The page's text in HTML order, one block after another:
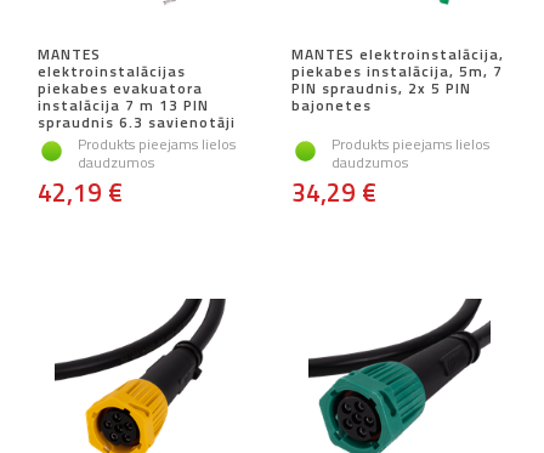
MANTES
elektroinstalācijas
piekabes evakuatora
instalācija 7 m 13 PIN
spraudnis 6.3 savienotāji
Produkts pieejams lielos
daudzumos
42,19 €
MANTES elektroinstalācija,
piekabes instalācija, 5m, 7
PIN spraudnis, 2x 5 PIN
bajonetes
Produkts pieejams lielos
daudzumos
34,29 €